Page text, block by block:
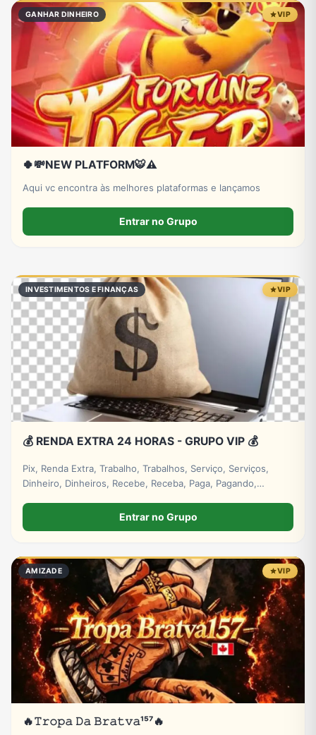
GANHAR DINHEIRO VIP
🍀💸NEW PLATFORM🐯⚠️
Aqui vc encontra às melhores plataformas e lançamos
Entrar no Grupo
INVESTIMENTOS E FINANÇAS VIP
💰 RENDA EXTRA 24 HORAS - GRUPO VIP 💰
Pix, Renda Extra, Trabalho, Trabalhos, Serviço, Serviços,
Dinheiro, Dinheiros, Recebe, Receba, Paga, Pagando,
#grupos #grupo #whatsappEntrar no Grupo
AMIZADE VIP
🔥𝚃𝚛𝚘𝚙𝚊 𝙳𝚊 𝙱𝚛𝚊𝚝𝚟𝚊¹⁵⁷🔥